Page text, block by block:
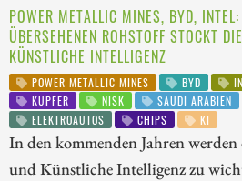
POWER METALLIC MINES, BYD,
ÜBERSEHENEN ROHSTOFF STOCKT
KÜNSTLICHE INTELLIGENZ
POWER METALLIC MINES BYD
KUPFER
NISK SAUDI ARABIEN
ELEKTROAUTOS
CHIPS KI
In den kommenden Jahren
und Künstliche Intelligenz zu